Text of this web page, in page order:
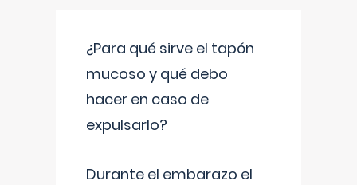
¿Para qué sirve el tapón
mucoso y qué debo
hacer en caso de
expulsarlo?
Durante el embarazo el